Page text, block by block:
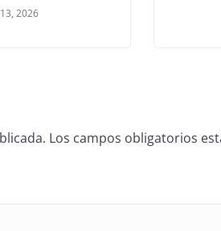
2026
Los campos obligatorios